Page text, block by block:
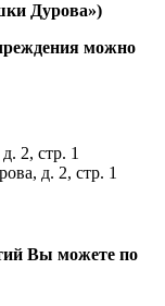
Дурова»)
можно
2, стр. 1
д. 2, стр. 1
Вы можете по